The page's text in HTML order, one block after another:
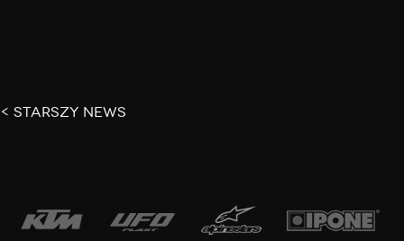
< STARSZY NEWS